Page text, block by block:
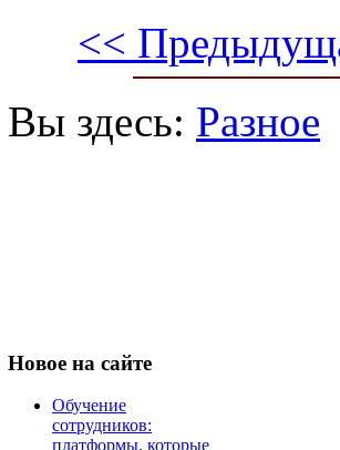
<<
Вы здесь: Разное
Новое на сайте
Обучение
сотрудников:
платформы, которые